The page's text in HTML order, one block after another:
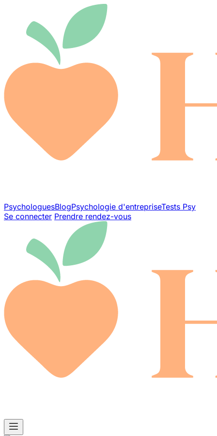
PsychologuesBlogPsychologie d'entrepriseTests Psy
Se connecter Prendre rendez-vous